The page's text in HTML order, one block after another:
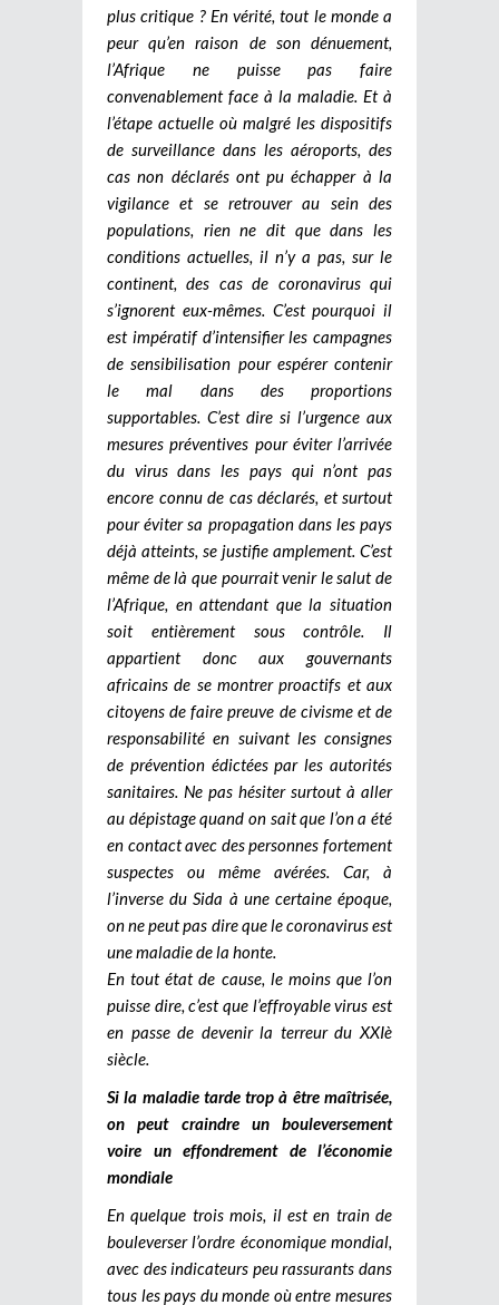
plus critique ? En vérité, tout le monde a
peur qu’en raison de son dénuement,
l’Afrique ne puisse pas faire
convenablement face à la maladie. Et à
l’étape actuelle où malgré les dispositifs
de surveillance dans les aéroports, des
cas non déclarés ont pu échapper à la
vigilance et se retrouver au sein des
populations, rien ne dit que dans les
conditions actuelles, il n’y a pas, sur le
continent, des cas de coronavirus qui
s’ignorent eux-mêmes. C’est pourquoi il
est impératif d’intensifier les campagnes
de sensibilisation pour espérer contenir
le mal dans des proportions
supportables. C’est dire si l’urgence aux
mesures préventives pour éviter l’arrivée
du virus dans les pays qui n’ont pas
encore connu de cas déclarés, et surtout
pour éviter sa propagation dans les pays
déjà atteints, se justifie amplement. C’est
même de là que pourrait venir le salut de
l’Afrique, en attendant que la situation
soit entièrement sous contrôle. Il
appartient donc aux gouvernants
africains de se montrer proactifs et aux
citoyens de faire preuve de civisme et de
responsabilité en suivant les consignes
de prévention édictées par les autorités
sanitaires. Ne pas hésiter surtout à aller
au dépistage quand on sait que l’on a été
en contact avec des personnes fortement
suspectes ou même avérées. Car, à
l’inverse du Sida à une certaine époque,
on ne peut pas dire que le coronavirus est
une maladie de la honte.
En tout état de cause, le moins que l’on
puisse dire, c’est que l’effroyable virus est
en passe de devenir la terreur du XXIè
siècle.
Si la maladie tarde trop à être maîtrisée,
on peut craindre un bouleversement
voire un effondrement de l’économie
mondiale
En quelque trois mois, il est en train de
bouleverser l’ordre économique mondial,
avec des indicateurs peu rassurants dans
tous les pays du monde où entre mesures